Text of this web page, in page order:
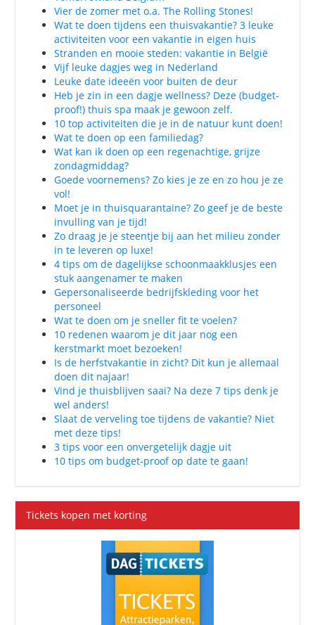
Vier de zomer met o.a. The Rolling Stones!
Wat te doen tijdens een thuisvakantie? 3 leuke
activiteiten voor een vakantie in eigen huis
Stranden en mooie steden: vakantie in België
Vijf leuke dagjes weg in Nederland
Leuke date ideeën voor buiten de deur
Heb je zin in een dagje wellness? Deze (budget-
proof!) thuis spa maak je gewoon zelf.
10 top activiteiten die je in de natuur kunt doen!
Wat te doen op een familiedag?
Wat kan ik doen op een regenachtige, grijze
zondagmiddag?
Goede voornemens? Zo kies je ze en zo hou je ze
vol!
Moet je in thuisquarantaine? Zo geef je de beste
invulling van je tijd!
Zo draag je je steentje bij aan het milieu zonder
in te leveren op luxe!
4 tips om de dagelijkse schoonmaakklusjes een
stuk aangenamer te maken
Gepersonaliseerde bedrijfskleding voor het
personeel
Wat te doen om je sneller fit te voelen?
10 redenen waarom je dit jaar nog een
kerstmarkt moet bezoeken!
Is de herfstvakantie in zicht? Dit kun je allemaal
doen dit najaar!
Vind je thuisblijven saai? Na deze 7 tips denk je
wel anders!
Slaat de verveling toe tijdens de vakantie? Niet
met deze tips!
3 tips voor een onvergetelijk dagje uit
10 tips om budget-proof op date te gaan!
Tickets kopen met korting